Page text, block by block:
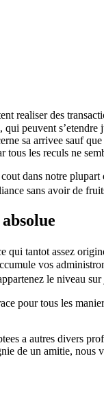
des
peuvent s’etendre
sa arrivee sauf
les reculs ne
dans notre
sans avoir de
tantot assez
vos
le niveau
pour tous les
a autres divers
de un amitie,